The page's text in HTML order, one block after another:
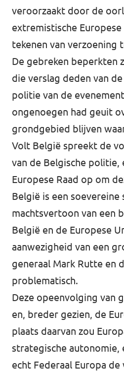
veroorzaakt door de
extremistische
tekenen van verzoening
De gebreken beperkten
die verslag deden van
politie van de
ongenoegen had geuit
grondgebied blijven
Volt België spreekt de
van de Belgische politie,
Europese Raad op om
België is een
machtsvertoon van een
België en de Europese
aanwezigheid van een
generaal Mark Rutte en
problematisch.
Deze opeenvolging van
en, breder gezien, de
plaats daarvan zou
strategische autonomie,
echt Federaal Europa